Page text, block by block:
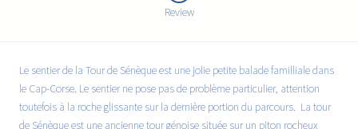
Review
Le sentier de la Tour de Sénèqueest une jolie petite balade familliale dans
le Cap-Corse. Le sentier ne pose pas de problème particulier, attention
toutefois à la roche glissante sur la dernière portion du parcours. La tour
de Sénèque est une ancienne tour génoise située sur un piton rocheux